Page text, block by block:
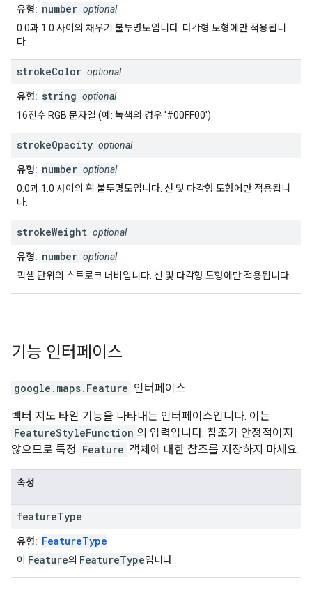
유형: number optional
0.0과 1.0 사이의 채우기 불투명도입니다. 다각형 도형에만 적용됩니
다.
strokeColor optional
유형: string optional
16진수 RGB 문자열 (예: 녹색의 경우 '#00FF00')
strokeOpacity optional
유형: number optional
0.0과 1.0 사이의 획 불투명도입니다. 선 및 다각형 도형에만 적용됩니
다.
strokeWeight optional
유형: number optional
픽셀 단위의 스트로크 너비입니다. 선 및 다각형 도형에만 적용됩니다.
기능 인터페이스
google.maps. Feature 인터페이스
벡터 지도 타일 기능을 나타내는 인터페이스입니다. 이는
FeatureStyleFunction 의 입력입니다. 참조가 안정적이지
않으므로 특정 Feature 객체에 대한 참조를 저장하지 마세요.
속성
featureType
유형: FeatureType
이 Feature의 FeatureType입니다.